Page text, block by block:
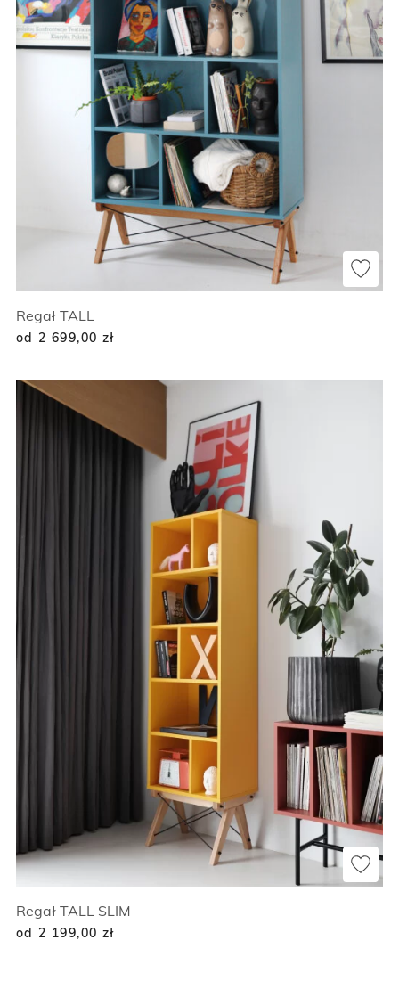
Regał TALL
od 2 699,00 zł
Regał TALL SLIM
od 2 199,00 zł